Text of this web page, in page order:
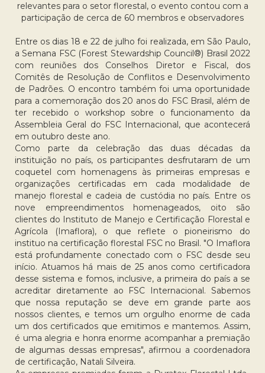
relevantes para o setor florestal, o evento contou com a
participação de cerca de 60 membros e observadores
Entre os dias 18 e 22 de julho foi realizada, em São Paulo,
a Semana FSC (Forest Stewardship Council®) Brasil 2022
com reuniões dos Conselhos Diretor e Fiscal, dos
Comitês de Resolução de Conflitos e Desenvolvimento
de Padrões. O encontro também foi uma oportunidade
para a comemoração dos 20 anos do FSC Brasil, além de
ter recebido o workshop sobre o funcionamento da
Assembleia Geral do FSC Internacional, que acontecerá
em outubro deste ano.
Como parte da celebração das duas décadas da
instituição no país, os participantes desfrutaram de um
coquetel com homenagens às primeiras empresas e
organizações certificadas em cada modalidade de
manejo florestal e cadeia de custódia no país. Entre os
nove empreendimentos homenageados, oito são
clientes do Instituto de Manejo e Certificação Florestal e
Agrícola (Imaflora), o que reflete o pioneirismo do
instituo na certificação florestal FSC no Brasil. "O Imaflora
está profundamente conectado com o FSC desde seu
início. Atuamos há mais de 25 anos como certificadora
desse sistema e fomos, inclusive, a primeira do país a se
acreditar diretamente ao FSC Internacional. Sabemos
que nossa reputação se deve em grande parte aos
nossos clientes, e temos um orgulho enorme de cada
um dos certificados que emitimos e mantemos. Assim,
é uma alegria e honra enorme acompanhar a premiação
de algumas dessas empresas", afirmou a coordenadora
de certificação, Natali Silveira.